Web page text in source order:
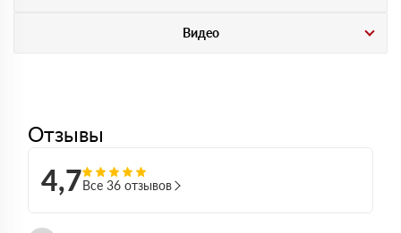
Видео
Отзывы
4,7Все 36 отзывов